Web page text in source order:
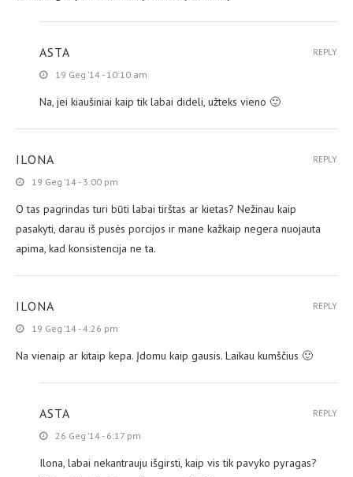
ASTA
19 Geg ’14 - 10:10 am
Na, jei kiaušiniai kaip tik labai dideli, užteks vieno 🙂
REPLY
ILONA
19 Geg ’14 - 3:00 pm
O tas pagrindas turi būti labai tirštas ar kietas? Nežinau kaip
pasakyti, darau iš pusės porcijos ir mane kažkaip negera nuojauta
apima, kad konsistencija ne ta.
REPLY
ILONA
19 Geg ’14 - 4:26 pm
Na vienaip ar kitaip kepa. Įdomu kaip gausis. Laikau kumščius 🙂
REPLY
ASTA
26 Geg ’14 - 6:17 pm
Ilona, labai nekantrauju išgirsti, kaip vis tik pavyko pyragas?
REPLY